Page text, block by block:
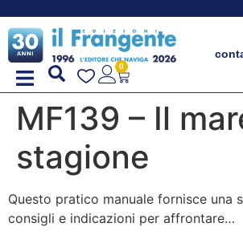
0
MF139 – Il
stagione
Questo pratico manuale fornisce una
consigli e indicazioni per affrontare…